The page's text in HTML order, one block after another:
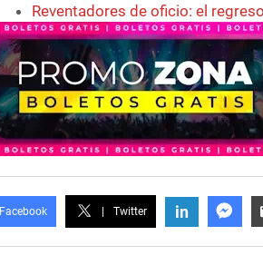
Reventadores de oficio: el
Facebook Twitter in